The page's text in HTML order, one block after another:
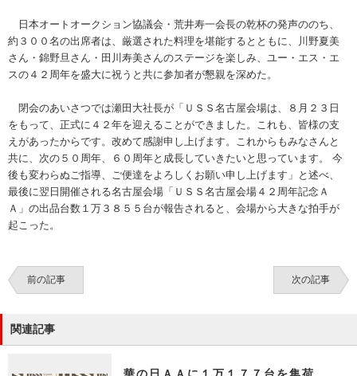
日本オートオークション協議会・荒井寿一会長の乾杯の発声ののち、
約３００名の出席者は、厳選された料理を堪能するとともに、川野夏美
さん・錦野旦さん・田川寿美さんのステージを楽しみ、ユー・エス・エ
スの４２周年を盛大に祝うと共に参加者が懇親を深めた。
閉会のあいさつでは瀬田大社長が「ＵＳＳ名古屋会場は、８月２３日
をもって、正式に４２年を迎えることができました。これも、皆様の支
えがあったからです。改めて感謝申し上げます。これからもみなさんと
共に、次の５０周年、６０周年と成長していきたいと思っています。 今
後も変わらぬご指導、ご便達をよろしくお願い申し上げます」と述べ、
最後に翌日開催される名古屋会場「ＵＳＳ名古屋会場４２周年記念Ａ
Ａ」の出品台数１万３８５５台が報告されると、会場から大きな拍手が
起こった。
前の記事 次の記事
関連記事